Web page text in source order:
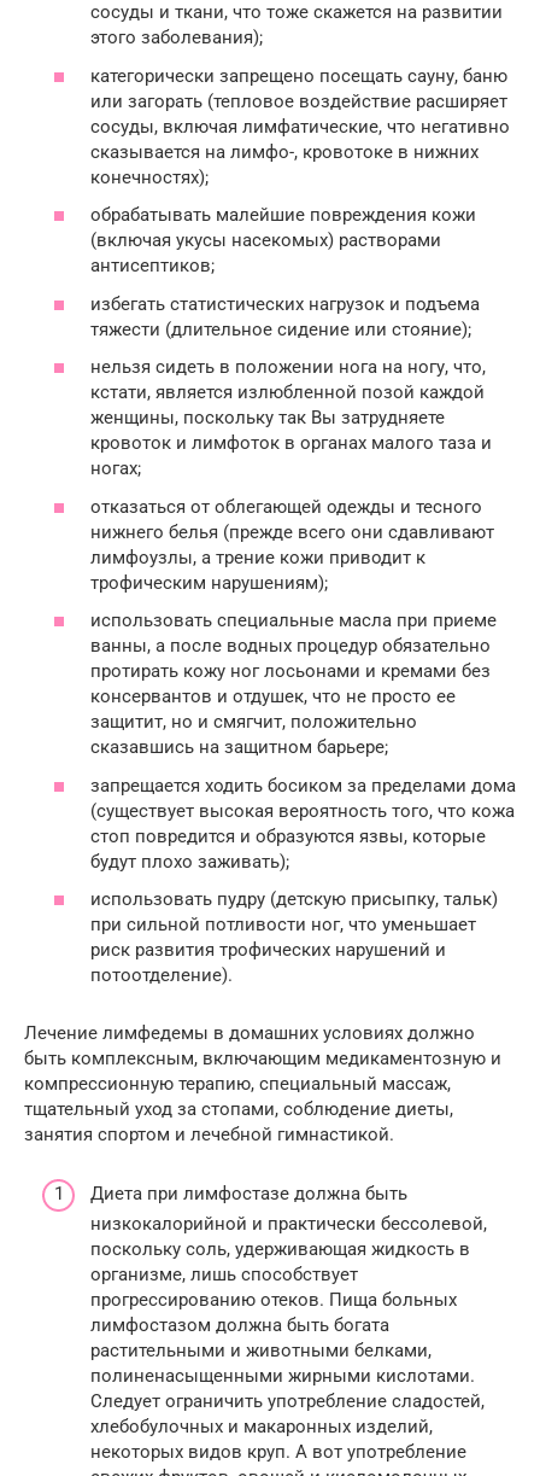
сосуды и ткани, что тоже скажется на развитии
этого заболевания);
категорически запрещено посещать сауну, баню
или загорать (тепловое воздействие расширяет
сосуды, включая лимфатические, что негативно
сказывается на лимфо-, кровотоке в нижних
конечностях);
обрабатывать малейшие повреждения кожи
(включая укусы насекомых) растворами
антисептиков;
избегать статистических нагрузок и подъема
тяжести (длительное сидение или стояние);
нельзя сидеть в положении нога на ногу, что,
кстати, является излюбленной позой каждой
женщины, поскольку так Вы затрудняете
кровоток и лимфоток в органах малого таза и
ногах;
отказаться от облегающей одежды и тесного
нижнего белья (прежде всего они сдавливают
лимфоузлы, а трение кожи приводит к
трофическим нарушениям);
использовать специальные масла при приеме
ванны, а после водных процедур обязательно
протирать кожу ног лосьонами и кремами без
консервантов и отдушек, что не просто ее
защитит, но и смягчит, положительно
сказавшись на защитном барьере;
запрещается ходить босиком за пределами дома
(существует высокая вероятность того, что кожа
стоп повредится и образуются язвы, которые
будут плохо заживать);
использовать пудру (детскую присыпку, тальк)
при сильной потливости ног, что уменьшает
риск развития трофических нарушений и
потоотделение).
Лечение лимфедемы в домашних условиях должно
быть комплексным, включающим медикаментозную и
компрессионную терапию, специальный массаж,
тщательный уход за стопами, соблюдение диеты,
занятия спортом и лечебной гимнастикой.
Диета при лимфостазе должна быть
низкокалорийной и практически бессолевой,
поскольку соль, удерживающая жидкость в
организме, лишь способствует
прогрессированию отеков. Пища больных
лимфостазом должна быть богата
растительными и животными белками,
полиненасыщенными жирными кислотами.
Следует ограничить употребление сладостей,
хлебобулочных и макаронных изделий,
некоторых видов круп. А вот употребление